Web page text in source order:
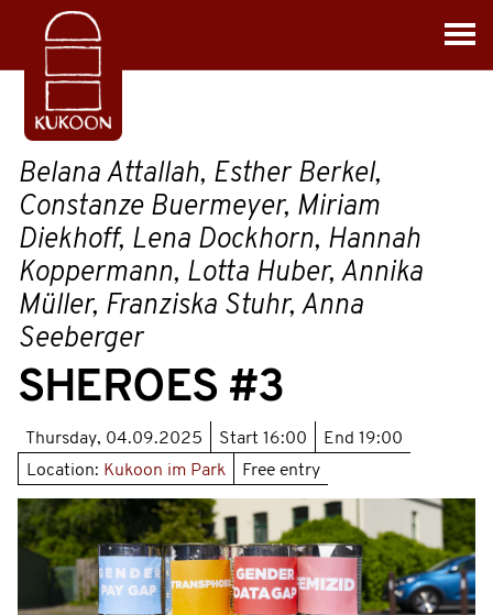
Belana Attallah, Esther Berkel,
Constanze Buermeyer, Miriam
Diekhoff, Lena Dockhorn, Hannah
Koppermann, Lotta Huber, Annika
Müller, Franziska Stuhr, Anna
Seeberger
SHEROES #3
Thursday, 04.09.2025 Start 16:00 End 19:00
Location: Kukoon im Park Free entry